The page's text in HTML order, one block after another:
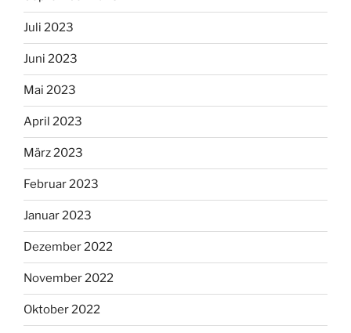
Juli 2023
Juni 2023
Mai 2023
April 2023
März 2023
Februar 2023
Januar 2023
Dezember 2022
November 2022
Oktober 2022